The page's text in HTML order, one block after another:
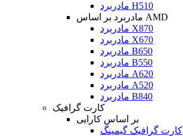
مادربرد H510
مادربرد بر اساس AMD
مادربرد X870
مادربرد X670
مادربرد B650
مادربرد B550
مادربرد A620
مادربرد A520
مادربرد B840
کارت گرافیک
بر اساس کارایی
کارت گرافیک گیمینگ